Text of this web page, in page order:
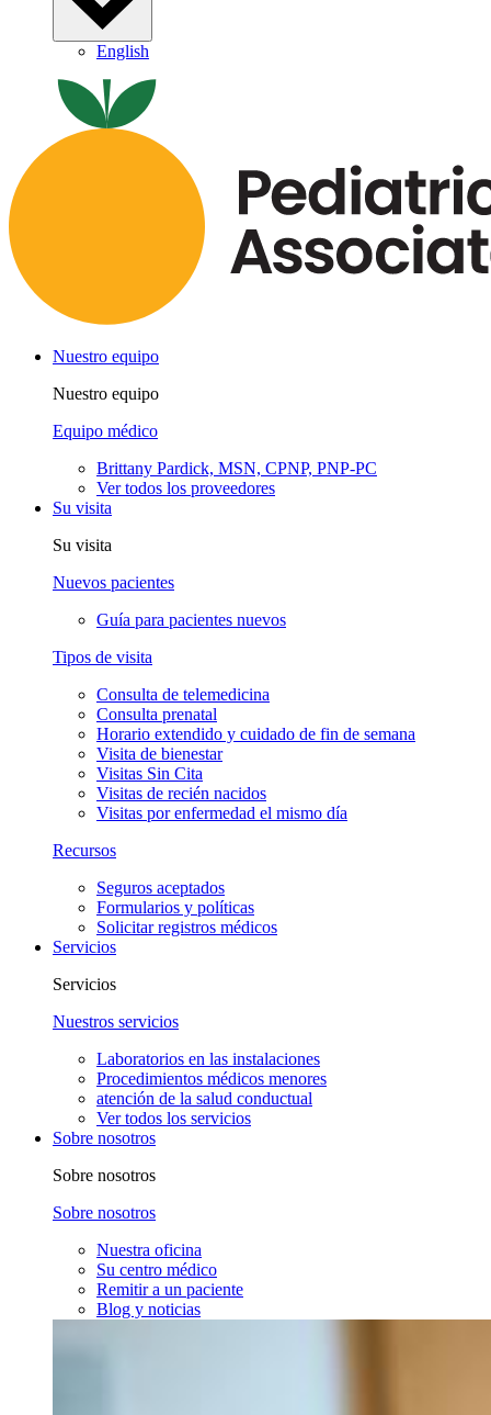
English
Nuestro equipo
Nuestro equipo
Equipo médico
Brittany Pardick, MSN, CPNP, PNP-PC
Ver todos los proveedores
Su visita
Su visita
Nuevos pacientes
Guía para pacientes nuevos
Tipos de visita
Consulta de telemedicina
Consulta prenatal
Horario extendido y cuidado de fin de semana
Visita de bienestar
Visitas Sin Cita
Visitas de recién nacidos
Visitas por enfermedad el mismo día
Recursos
Seguros aceptados
Formularios y políticas
Solicitar registros médicos
Servicios
Servicios
Nuestros servicios
Laboratorios en las instalaciones
Procedimientos médicos menores
atención de la salud conductual
Ver todos los servicios
Sobre nosotros
Sobre nosotros
Sobre nosotros
Nuestra oficina
Su centro médico
Remitir a un paciente
Blog y noticias